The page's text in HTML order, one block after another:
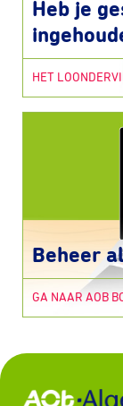
Heb je
HET
Beheer
GA NAAR AOB